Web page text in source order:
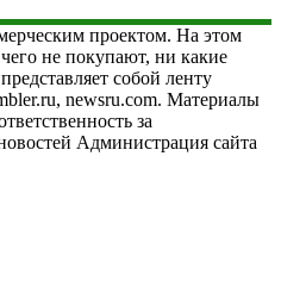
проектом. На этом
не покупают, ни какие
собой ленту
newsru.com. Материалы
за
Администрация сайта